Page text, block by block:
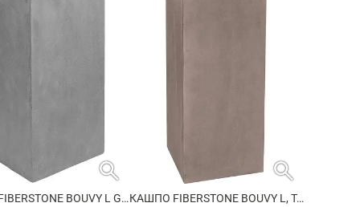
search
КАШПО FIBERSTONE BOUVY L GREY
search
КАШПО FIBERSTONE BOUVY L, TAUPE